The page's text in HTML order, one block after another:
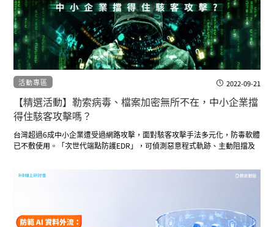
活動專區 2022-09-21
【精選活動】勒索病毒、檔案加密無所不在，中小企業擋
得住駭客攻擊嗎？
台灣超過6成中小企業遭受過網路攻擊，面對駭客攻擊手法多元化，防毒軟體
已不敷使用。「次世代端點防護EDR」，可偵測惡意程式軌跡、主動阻擋及
報更新、異常分析和突發問題主動通報，給企業更完整的守護！